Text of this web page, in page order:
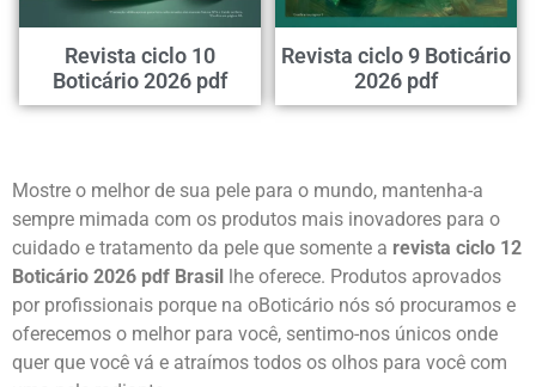
Revista ciclo 10
Boticário 2026 pdf
Revista ciclo 9 Boticário
2026 pdf
Mostre o melhor de sua pele para o mundo, mantenha-a
sempre mimada com os produtos mais inovadores para o
cuidado e tratamento da pele que somente a revista ciclo 12
Boticário 2026 pdf Brasil lhe oferece. Produtos aprovados
por profissionais porque na oBoticário nós só procuramos e
oferecemos o melhor para você, sentimo-nos únicos onde
quer que você vá e atraímos todos os olhos para você com